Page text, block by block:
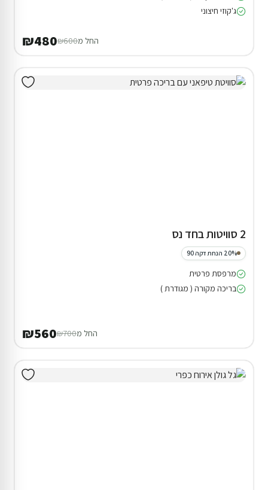
ג'קוזי חיצוני
החל מ₪600
₪480
2 סוויטות בחד נס
20% הנחת דקה 90
מרפסת פרטית
בריכה מקורה ( מגודרת )
החל מ₪700
₪560